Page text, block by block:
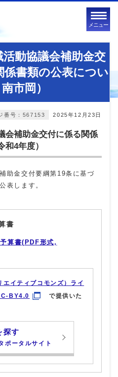
メニュー
動協議会補助金交
係書類の公表につい
市岡）
2025年12月23日
番号：567153
会補助金交付に係る関係
4年度）
助金交付要綱第19条に基づ
表します。
書
算書(PDF形式,
エイティブコモンズ）ライ
BY4.0
で提供いた
探す
ポータルサイト